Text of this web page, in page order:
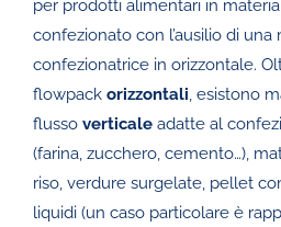
per prodotti alimentari in
confezionato con l’ausilio di una
confezionatrice in orizzontale.
flowpack orizzontali, esistono
flusso verticale adatte al
(farina, zucchero, cemento…),
riso, verdure surgelate, pellet
liquidi (un caso particolare è